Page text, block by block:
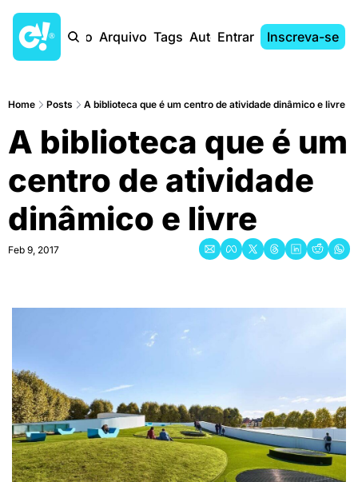
Início Arquivo Tags AutoresEntrar Inscreva-se
Home Posts A biblioteca que é um centro de atividade dinâmico e livre
A biblioteca que é um
centro de atividade
dinâmico e livre
Feb 9, 2017